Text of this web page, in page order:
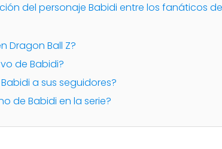
del personaje Babidi entre los fanáticos de
Dragon Ball Z?
de Babidi?
a sus seguidores?
de Babidi en la serie?